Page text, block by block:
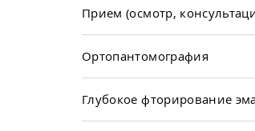
Прием (осмотр,
Ортопантомография
Глубокое фторирование